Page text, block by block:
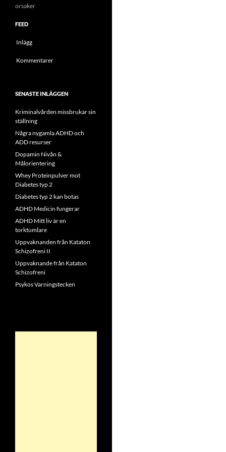
orsaker
FEED
Inlägg
Kommentarer
SENASTE INLÄGGEN
Kriminalvården missbrukar sin
ställning
Några nygamla ADHD och
ADD resurser
Dopamin Nivån &
Målorientering
Whey Proteinpulver mot
Diabetes typ 2
Diabetes typ 2 kan botas
ADHD Medicin fungerar
ADHD Mitt liv är en
torktumlare
Uppvaknanden från Kataton
Schizofreni II
Uppvaknande från Kataton
Schizofreni
Psykos Varningstecken